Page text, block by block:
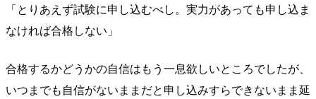
「とりあえず試験に申し込むべし。実力があっても申し込ま
なければ合格しない」
合格するかどうかの自信はもう一息欲しいところでしたが、
いつまでも自信がないままだと申し込みすらできないまま延